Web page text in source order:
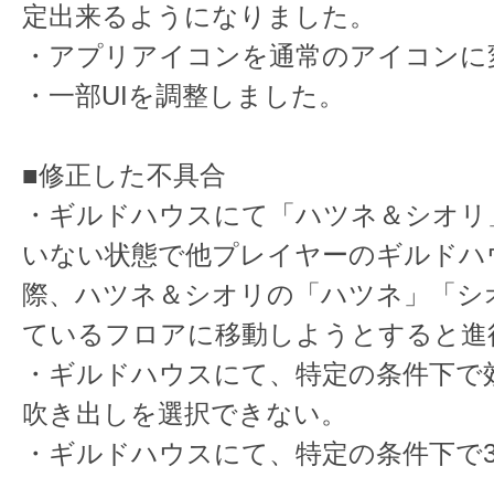
定出来るようになりました。
・アプリアイコンを通常のアイコン
・一部UIを調整しました。
■修正した不具合
・ギルドハウスにて「ハツネ＆シオ
いない状態で他プレイヤーのギルド
際、ハツネ＆シオリの「ハツネ」「シ
ているフロアに移動しようとすると
・ギルドハウスにて、特定の条件下
吹き出しを選択できない。
・ギルドハウスにて、特定の条件下で